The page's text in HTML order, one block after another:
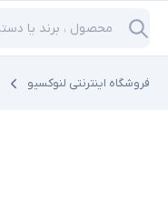
فروشگاه اینترنتی لنوکسیو